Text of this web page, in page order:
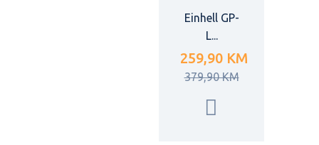
Einhell GP-
L...
259,90 KM
379,90 KM